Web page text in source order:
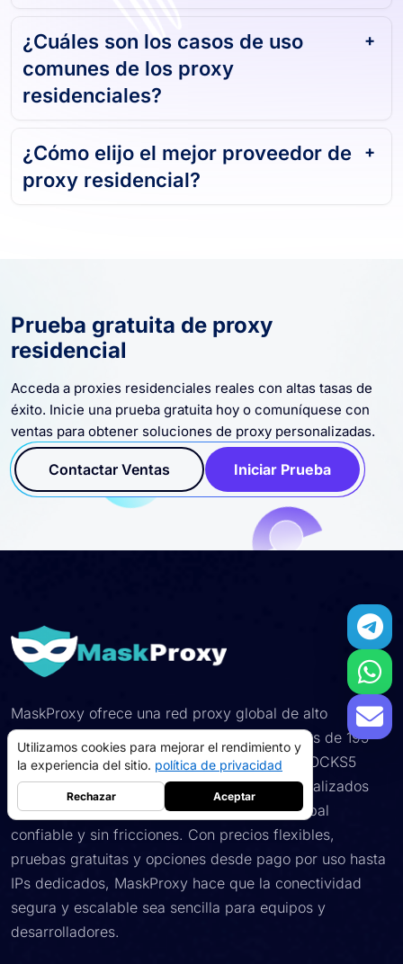
¿Cuáles son los casos de uso
comunes de los proxy
residenciales?
¿Cómo elijo el mejor proveedor de
proxy residencial?
Prueba gratuita de proxy
residencial
Acceda a proxies residenciales reales con altas tasas de
éxito. Inicie una prueba gratuita hoy o comuníquese con
ventas para obtener soluciones de proxy personalizadas.
Contactar Ventas Iniciar Prueba
MaskProxy ofrece una red proxy global de alto
rendimiento con ISP IP residenciales y en más de 195
países. Proporcionamos conexiones HTTP/SOCKS5
rápidas y estables y grupos IP limpios y actualizados
constantemente, lo que le brinda acceso global
confiable y sin fricciones. Con precios flexibles,
pruebas gratuitas y opciones desde pago por uso hasta
IPs dedicados, MaskProxy hace que la conectividad
segura y escalable sea sencilla para equipos y
desarrolladores.
Utilizamos cookies para mejorar el rendimiento y
la experiencia del sitio. política de privacidad
Rechazar Aceptar
apoderados residenciales5GB-$9
proxy de centro de datos 10GB- $5